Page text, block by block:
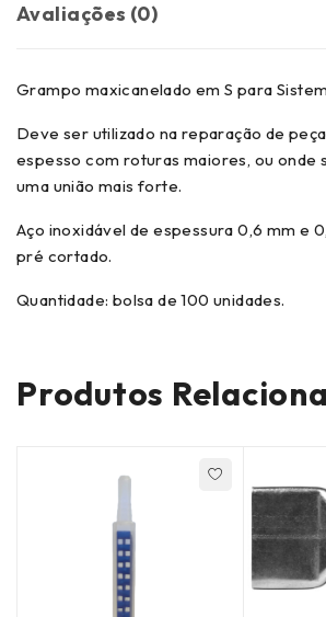
Avaliações (0)
Grampo maxicanelado em S para
Deve ser utilizado na reparação de
espesso com roturas maiores, ou onde
uma união mais forte.
Aço inoxidável de espessura 0,6 mm e
pré cortado.
Quantidade: bolsa de 100 unidades.
Produtos